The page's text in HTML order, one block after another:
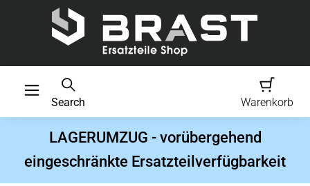
Search Warenkorb
LAGERUMZUG - vorübergehend
eingeschränkte Ersatzteilverfügbarkeit